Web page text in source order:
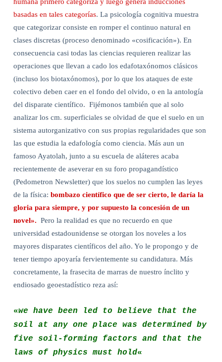
basadas en tales categorías. La psicología cognitiva muestra
que categorizar consiste en romper el continuo natural en
clases discretas (proceso denominado «cosificación»). En
consecuencia casi todas las ciencias requieren realizar las
operaciones que llevan a cado los edafotaxónomos clásicos
(incluso los biotaxónomos), por lo que los ataques de este
colectivo deben caer en el fondo del olvido, o en la antología
del disparate científico. Fijémonos también que al solo
analizar los cm. superficiales se olvidad de que el suelo en un
sistema autorganizativo con sus propias regularidades que son
las que estudia la edafología como ciencia. Más aun un
famoso Ayatolah, junto a su escuela de aláteres acaba
recientemente de aseverar en su foro propagandístico
(Pedometron Newsletter) que los suelos no cumplen las leyes
de la física: bombazo científico que de ser cierto, le daría la
gloria para siempre, y por supuesto la concesión de un
novel». Pero la realidad es que no recuerdo en que
universidad estadounidense se otorgan los noveles a los
mayores disparates científicos del año. Yo le propongo y de
tener tiempo apoyaría fervientemente su candidatura. Más
concretamente, la frasecita de marras de nuestro ínclito y
endiosado geoestadístico reza así:
«we have been led to believe that the
soil at any one place was determined by
five soil-forming factors and that the
laws of physics must hold«